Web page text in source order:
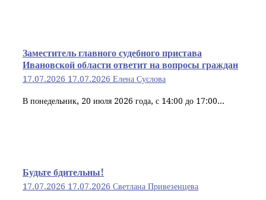
Заместитель главного судебного пристава
Ивановской области ответит на вопросы граждан
17.07.2026 17.07.2026 Елена Суслова
В понедельник, 20 июля 2026 года, с 14:00 до 17:00...
Будьте бдительны!
17.07.2026 17.07.2026 Светлана Привезенцева